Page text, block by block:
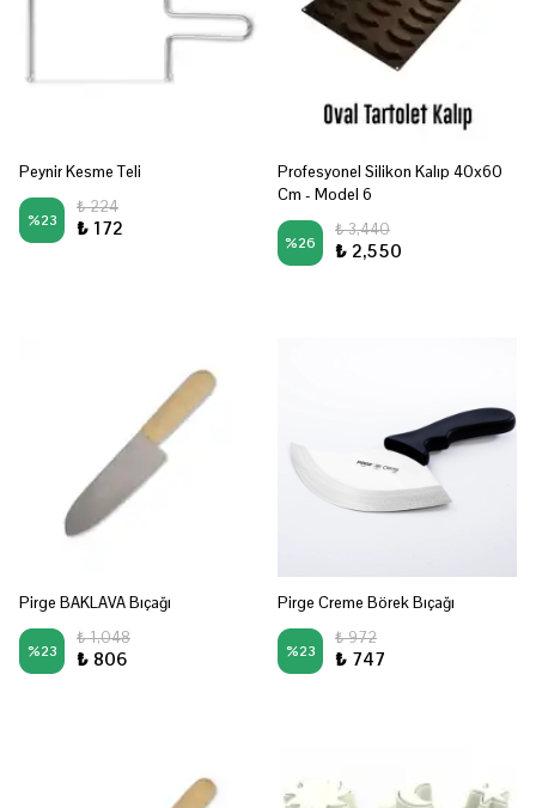
Peynir Kesme Teli
%23
₺ 224
₺ 172
Profesyonel Silikon Kalıp 40x60
Cm - Model 6
%26
₺ 3,440
₺ 2,550
Pirge BAKLAVA Bıçağı
%23
₺ 1,048
₺ 806
Pirge Creme Börek Bıçağı
%23
₺ 972
₺ 747